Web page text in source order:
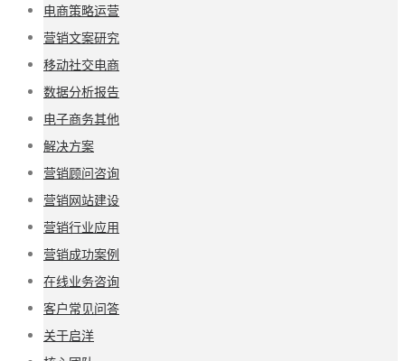
电商策略运营
营销文案研究
移动社交电商
数据分析报告
电子商务其他
解决方案
营销顾问咨询
营销网站建设
营销行业应用
营销成功案例
在线业务咨询
客户常见问答
关于启洋